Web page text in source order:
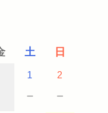
土 日
1
－
2
－